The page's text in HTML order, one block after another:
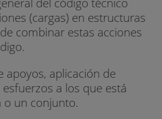
(cargas) en estructuras
combinar estas acciones
apoyos, aplicación de
a los que está
o un conjunto.